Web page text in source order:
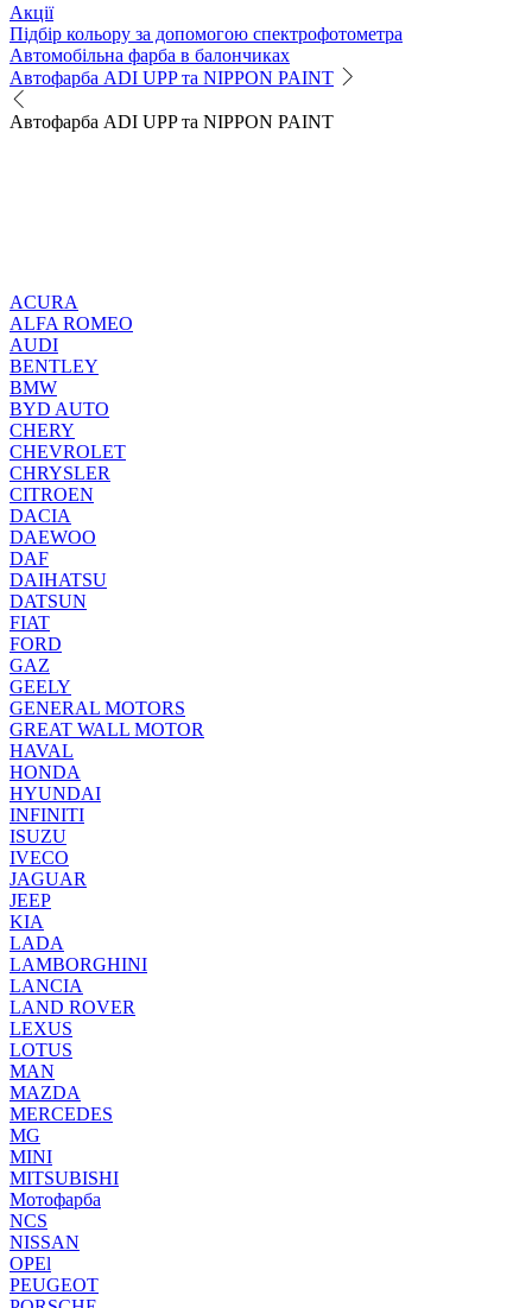
Акції
Підбір кольору за допомогою спектрофотометра
Автомобільна фарба в балончиках
Автофарба ADI UPP та NIPPON PAINT
Автофарба ADI UPP та NIPPON PAINT
ACURA
ALFA ROMEO
AUDI
BENTLEY
BMW
BYD AUTO
CHERY
CHEVROLET
CHRYSLER
CITROEN
DACIA
DAEWOO
DAF
DAIHATSU
DATSUN
FIAT
FORD
GAZ
GEELY
GENERAL MOTORS
GREAT WALL MOTOR
HAVAL
HONDA
HYUNDAI
INFINITI
ISUZU
IVECO
JAGUAR
JEEP
KIA
LADA
LAMBORGHINI
LANCIA
LAND ROVER
LEXUS
LOTUS
MAN
MAZDA
MERCEDES
MG
MINI
MITSUBISHI
Мотофарба
NCS
NISSAN
OPEl
PEUGEOT